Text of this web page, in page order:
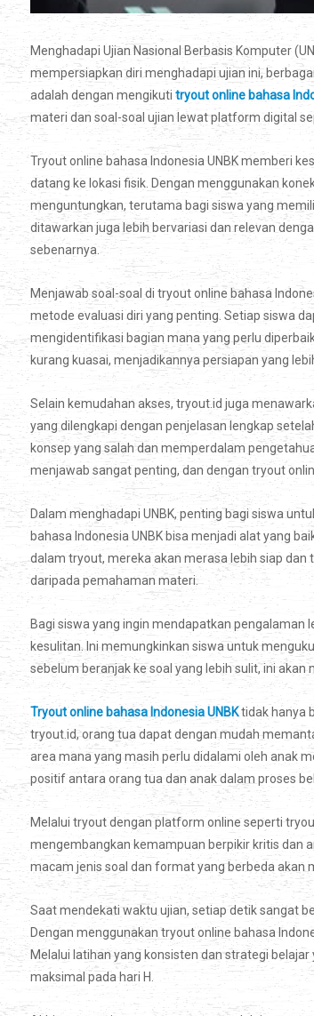
Menghadapi Ujian Nasional Berbasis Komputer
mempersiapkan diri menghadapi ujian ini,
adalah dengan mengikuti tryout online bahasa
materi dan soal-soal ujian lewat platform digital
Tryout online bahasa Indonesia UNBK memberi
datang ke lokasi fisik. Dengan menggunakan
menguntungkan, terutama bagi siswa yang
ditawarkan juga lebih bervariasi dan relevan
sebenarnya.
Menjawab soal-soal di tryout online bahasa
metode evaluasi diri yang penting. Setiap siswa
mengidentifikasi bagian mana yang perlu
kurang kuasai, menjadikannya persiapan yang
Selain kemudahan akses, tryout.id juga
yang dilengkapi dengan penjelasan lengkap
konsep yang salah dan memperdalam
menjawab sangat penting, dan dengan tryout
Dalam menghadapi UNBK, penting bagi siswa
bahasa Indonesia UNBK bisa menjadi alat yang
dalam tryout, mereka akan merasa lebih siap
daripada pemahaman materi.
Bagi siswa yang ingin mendapatkan
kesulitan. Ini memungkinkan siswa untuk
sebelum beranjak ke soal yang lebih sulit, ini
Tryout online bahasa Indonesia UNBKtidak hanya
tryout.id, orang tua dapat dengan mudah
area mana yang masih perlu didalami oleh anak
positif antara orang tua dan anak dalam proses
Melalui tryout dengan platform online seperti
mengembangkan kemampuan berpikir kritis dan
macam jenis soal dan format yang berbeda akan
Saat mendekati waktu ujian, setiap detik sangat
Dengan menggunakan tryout online bahasa
Melalui latihan yang konsisten dan strategi
maksimal pada hari H.